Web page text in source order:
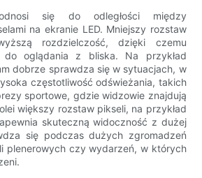
się do odległości między
na ekranie LED. Mniejszy rozstaw
rozdzielczość, dzięki czemu
do oglądania z bliska. Na przykład
dobrze sprawdza się w sytuacjach, w
częstotliwość odświeżania, takich
sportowe, gdzie widzowie znajdują
większy rozstaw pikseli, na przykład
skuteczną widoczność z dużej
się podczas dużych zgromadzeń
plenerowych czy wydarzeń, w których